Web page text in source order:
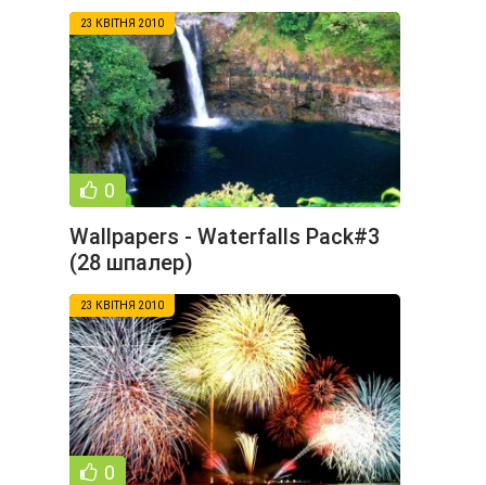
23 КВІТНЯ 2010
0
Wallpapers - Waterfalls Pack#3
(28 шпалер)
23 КВІТНЯ 2010
0